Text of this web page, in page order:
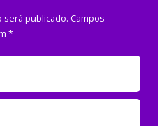
será publicado. Campos
*